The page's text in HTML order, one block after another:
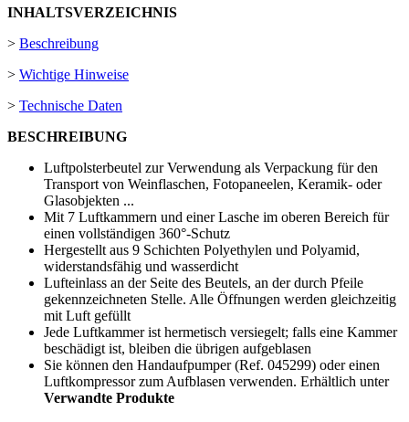
INHALTSVERZEICHNIS
> Beschreibung
> Wichtige Hinweise
> Technische Daten
BESCHREIBUNG
Luftpolsterbeutel zur Verwendung als Verpackung für den
Transport von Weinflaschen, Fotopaneelen, Keramik- oder
Glasobjekten ...
Mit 7 Luftkammern und einer Lasche im oberen Bereich für
einen vollständigen 360°-Schutz
Hergestellt aus 9 Schichten Polyethylen und Polyamid,
widerstandsfähig und wasserdicht
Lufteinlass an der Seite des Beutels, an der durch Pfeile
gekennzeichneten Stelle. Alle Öffnungen werden gleichzeitig
mit Luft gefüllt
Jede Luftkammer ist hermetisch versiegelt; falls eine Kammer
beschädigt ist, bleiben die übrigen aufgeblasen
Sie können den Handaufpumper (Ref. 045299) oder einen
Luftkompressor zum Aufblasen verwenden. Erhältlich unter
Verwandte Produkte